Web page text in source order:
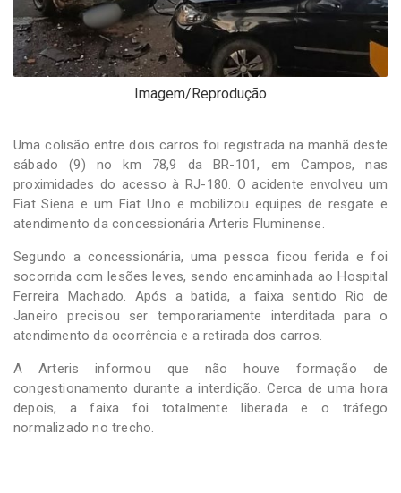
Imagem/Reprodução
Uma colisão entre dois carros foi registrada na manhã deste
sábado (9) no km 78,9 da BR-101, em Campos, nas
proximidades do acesso à RJ-180. O acidente envolveu um
Fiat Siena e um Fiat Uno e mobilizou equipes de resgate e
atendimento da concessionária Arteris Fluminense.
Segundo a concessionária, uma pessoa ficou ferida e foi
socorrida com lesões leves, sendo encaminhada ao Hospital
Ferreira Machado. Após a batida, a faixa sentido Rio de
Janeiro precisou ser temporariamente interditada para o
atendimento da ocorrência e a retirada dos carros.
A Arteris informou que não houve formação de
congestionamento durante a interdição. Cerca de uma hora
depois, a faixa foi totalmente liberada e o tráfego
normalizado no trecho.